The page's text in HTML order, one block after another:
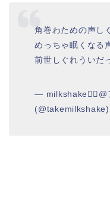
角巻わための声し
めっちゃ眠くなる
前世しぐれういだ
— milkshake🏴‍☠️@
(@takemilkshake)